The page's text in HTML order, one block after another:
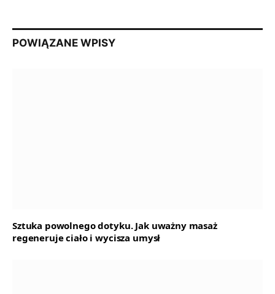
POWIĄZANE WPISY
Sztuka powolnego dotyku. Jak uważny masaż
regeneruje ciało i wycisza umysł